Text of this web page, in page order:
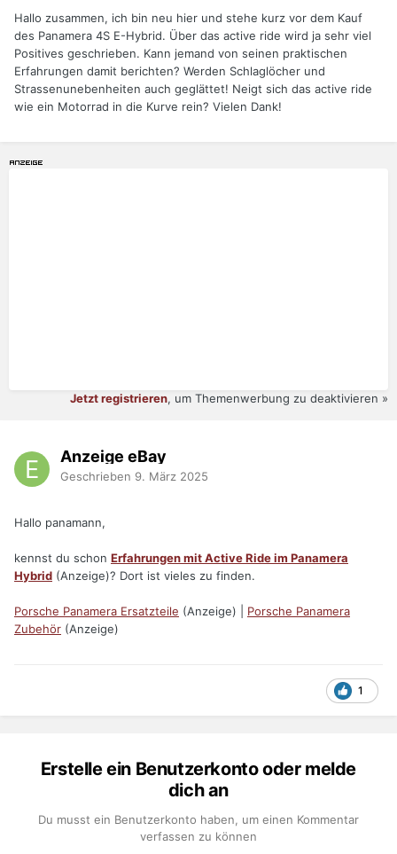
Hallo zusammen, ich bin neu hier und stehe kurz vor dem Kauf
des Panamera 4S E-Hybrid. Über das active ride wird ja sehr viel
Positives geschrieben. Kann jemand von seinen praktischen
Erfahrungen damit berichten? Werden Schlaglöcher und
Strassenunebenheiten auch geglättet! Neigt sich das active ride
wie ein Motorrad in die Kurve rein? Vielen Dank!
Jetzt registrieren, um Themenwerbung zu deaktivieren »
Anzeige eBay
Geschrieben 9. März 2025
Hallo panamann,
kennst du schon Erfahrungen mit Active Ride im Panamera
Hybrid (Anzeige)? Dort ist vieles zu finden.
Porsche Panamera Ersatzteile (Anzeige) | Porsche Panamera
Zubehör (Anzeige)
1
Erstelle ein Benutzerkonto oder melde
dich an
Du musst ein Benutzerkonto haben, um einen Kommentar
verfassen zu können